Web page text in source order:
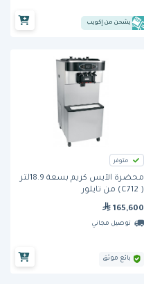
يشحن من إكويب
متوفر
محضّرة الآيس كريم بسعة 18.9لتر
( C712) من تايلور
165,600
توصيل مجاني
بائع موثق